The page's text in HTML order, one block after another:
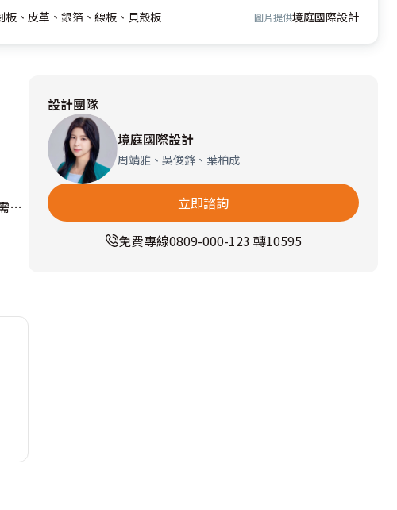
、皮革、銀箔、線板、貝殼板 圖片提供境庭國際設計
求
設計團隊
境庭國際設計
周靖雅、吳俊鋒、葉柏成
立即諮詢
免費專線0809-000-123 轉10595